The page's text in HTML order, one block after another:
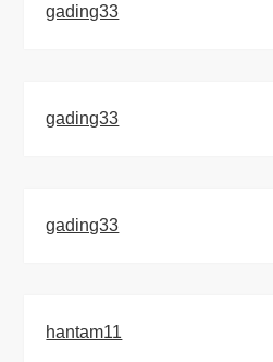
gading33
gading33
gading33
hantam11